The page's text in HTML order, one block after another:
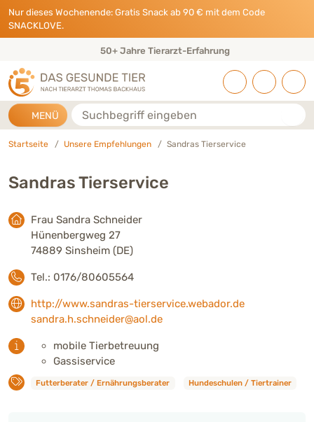
Direkt zu:
INHALT
HAUPTMENÜ
FOOTER
Nur dieses Wochenende: Gratis Snack ab 90 € mit dem Code
SNACKLOVE.
50+ Jahre Tierarzt-Erfahrung
MENÜ Suche
Startseite Unsere Empfehlungen Sandras Tierservice
Sandras Tierservice
Frau Sandra Schneider
Hünenbergweg 27
74889 Sinsheim (DE)
Tel.: 0176/80605564
http://www.sandras-tierservice.webador.de
sandra.h.schneider@aol.de
mobile Tierbetreuung
Gassiservice
Futterberater / Ernährungsberater Hundeschulen / Tiertrainer